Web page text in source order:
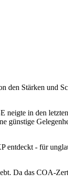
den Stärken und
neigte in den
günstige
entdeckt - für
Da das COA-